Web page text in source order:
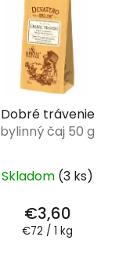
Dobré trávenie
bylinný čaj 50 g
Skladom (3 ks)
€3,60
Jednotková
€72 / 1 kg